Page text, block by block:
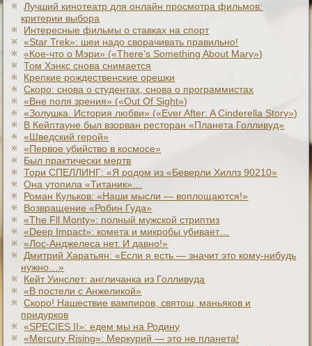
Лучший кинотеатр для онлайн просмотра фильмов:
критерии выбора
Интересные фильмы о ставках на спорт
«Star Trek»: шеи надо сворачивать правильно!
«Кое-что о Мэри» («There’s Something About Mary»)
Том Хэнкс снова снимается
Крепкие рождественские орешки
Скоро: снова о студентах, снова о программистах
«Вне поля зрения» («Out Of Sight»)
«Золушка. История любви» («Ever After: A Cinderеlla Story»)
В Кейптауне был взорван ресторан «Планета Голливуд»
«Шведский герой»
«Первое убийство в космосе»
Был практически мертв
Тори СПЕЛЛИНГ: «Я родом из «Беверли Хиллз 90210»
Она утопила «Титаник»…
Роман Кульков: «Наши мысли — воплощаются!»
Возвращение «Робин Гуда»
«The Fll Monty»: полный мужской стриптиз
«Deep Impact»: комета и микробы убивает…
«Лос-Анджелеса нет. И давно!»
Дмитрий Харатьян: «Если я есть — значит это кому-нибудь
нужно…»
Кейт Уинслет: англичанка из Голливуда
«В постели с Анжеликой»
Скоро! Нашествие вампиров, святош, маньяков и
придурков
«SPECIES II»: едем мы на Родину
«Mercury Rising»: Меркурий — это не планета!